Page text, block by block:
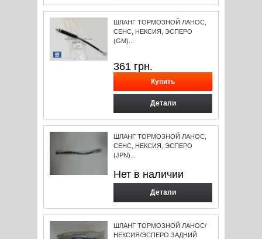
ШЛАНГ ТОРМОЗНОЙ ЛАНОС,
СЕНС, НЕКСИЯ, ЭСПЕРО
(GM)...
361 грн.
Детали
ШЛАНГ ТОРМОЗНОЙ ЛАНОС,
СЕНС, НЕКСИЯ, ЭСПЕРО
(JPN)...
Нет в наличии
Детали
ШЛАНГ ТОРМОЗНОЙ ЛАНОС/
НЕКСИЯ/ЭСПЕРО ЗАДНИЙ